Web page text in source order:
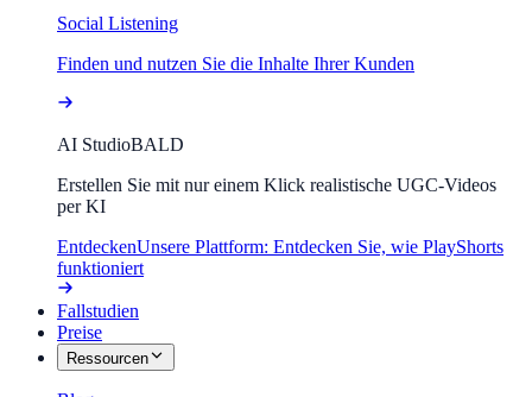
Social Listening
Finden und nutzen Sie die Inhalte Ihrer Kunden
AI StudioBALD
Erstellen Sie mit nur einem Klick realistische UGC-Videos
per KI
EntdeckenUnsere Plattform: Entdecken Sie, wie PlayShorts
funktioniert
Fallstudien
Preise
Ressourcen